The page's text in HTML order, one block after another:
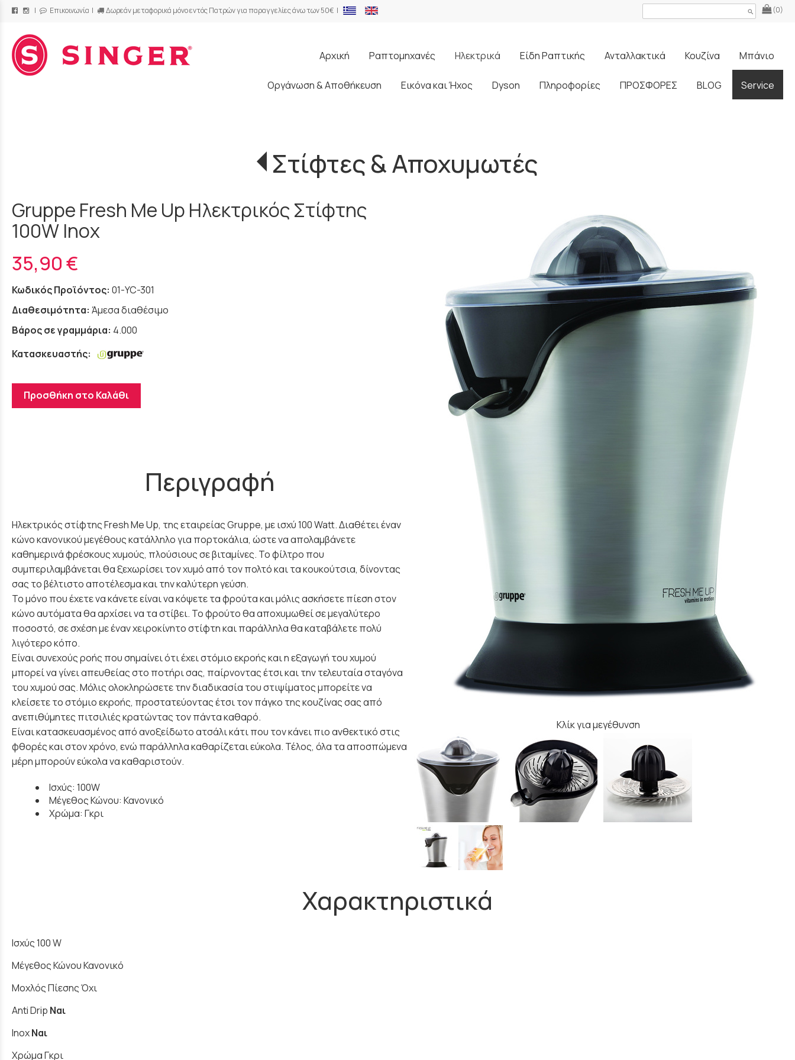
| Επικοινωνία | Δωρεάν μεταφορικά μόνο εντός Πατρών για παραγγελίες άνω των 50€ | (0)
search
Αρχική
Ραπτομηχανές Ηλεκτρικά Είδη Ραπτικής Ανταλλακτικά Κουζίνα Μπάνιο
Οργάνωση & Αποθήκευση Εικόνα και Ήχος Dyson Πληροφορίες ΠΡΟΣΦΟΡΕΣ BLOG Service
Στίφτες & Αποχυμωτές
Κλίκ για μεγέθυνση
Gruppe Fresh Me Up Ηλεκτρικός Στίφτης
100W Inox
35,90 €
Κωδικός Προϊόντος: 01-YC-301
Διαθεσιμότητα: Άμεσα διαθέσιμο
Βάρος σε γραμμάρια: 4.000
Κατασκευαστής:
Προσθήκη στο Καλάθι
Περιγραφή
Ηλεκτρικός στίφτης Fresh Me Up, της εταιρείας Gruppe, με ισχύ 100 Watt. Διαθέτει έναν
κώνο κανονικού μεγέθους κατάλληλο για πορτοκάλια, ώστε να απολαμβάνετε
καθημερινά φρέσκους χυμούς, πλούσιους σε βιταμίνες. Το φίλτρο που
συμπεριλαμβάνεται θα ξεχωρίσει τον χυμό από τον πολτό και τα κουκούτσια, δίνοντας
σας το βέλτιστο αποτέλεσμα και την καλύτερη γεύση.
Το μόνο που έχετε να κάνετε είναι να κόψετε τα φρούτα και μόλις ασκήσετε πίεση στον
κώνο αυτόματα θα αρχίσει να τα στίβει. Το φρούτο θα αποχυμωθεί σε μεγαλύτερο
ποσοστό, σε σχέση με έναν χειροκίνητο στίφτη και παράλληλα θα καταβάλετε πολύ
λιγότερο κόπο.
Είναι συνεχούς ροής που σημαίνει ότι έχει στόμιο εκροής και η εξαγωγή του χυμού
μπορεί να γίνει απευθείας στο ποτήρι σας, παίρνοντας έτσι και την τελευταία σταγόνα
του χυμού σας. Μόλις ολοκληρώσετε την διαδικασία του στιψίματος μπορείτε να
κλείσετε το στόμιο εκροής, προστατεύοντας έτσι τον πάγκο της κουζίνας σας από
ανεπιθύμητες πιτσιλιές κρατώντας τον πάντα καθαρό.
Είναι κατασκευασμένος από ανοξείδωτο ατσάλι κάτι που τον κάνει πιο ανθεκτικό στις
φθορές και στον χρόνο, ενώ παράλληλα καθαρίζεται εύκολα. Τέλος, όλα τα αποσπώμενα
μέρη μπορούν εύκολα να καθαριστούν.
Ισχύς: 100W
Μέγεθος Κώνου: Κανονικό
Χρώμα: Γκρι
Χαρακτηριστικά
Ισχύς 100 W
Μέγεθος Κώνου Κανονικό
Μοχλός Πίεσης Όχι
Anti Drip Ναι
InoxΝαι
Χρώμα Γκρι